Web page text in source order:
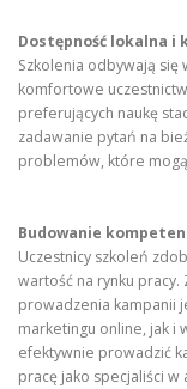
Dostępność lokalna
Szkolenia odbywają
komfortowe
preferujących naukę
zadawanie pytań na
problemów, które
Budowanie
Uczestnicy szkoleń
wartość na rynku pracy.
prowadzenia kampanii
marketingu online, jak i
efektywnie prowadzić
pracę jako specjaliści w